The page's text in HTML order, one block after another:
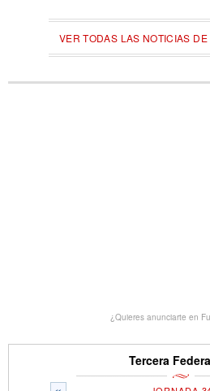
VER TODAS LAS NOTICIAS
¿Quieres anunciarte en
Tercera